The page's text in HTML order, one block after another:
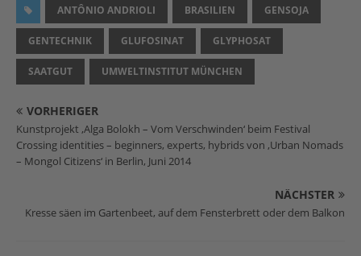
ANTÔNIO ANDRIOLI BRASILIEN GENSOJA
GENTECHNIK GLUFOSINAT GLYPHOSAT
SAATGUT UMWELTINSTITUT MÜNCHEN
VORHERIGER
Kunstprojekt ‚Alga Bolokh – Vom Verschwinden‘ beim Festival
Crossing identities – beginners, experts, hybrids von ‚Urban Nomads
– Mongol Citizens‘ in Berlin, Juni 2014
NÄCHSTER
Kresse säen im Gartenbeet, auf dem Fensterbrett oder dem Balkon